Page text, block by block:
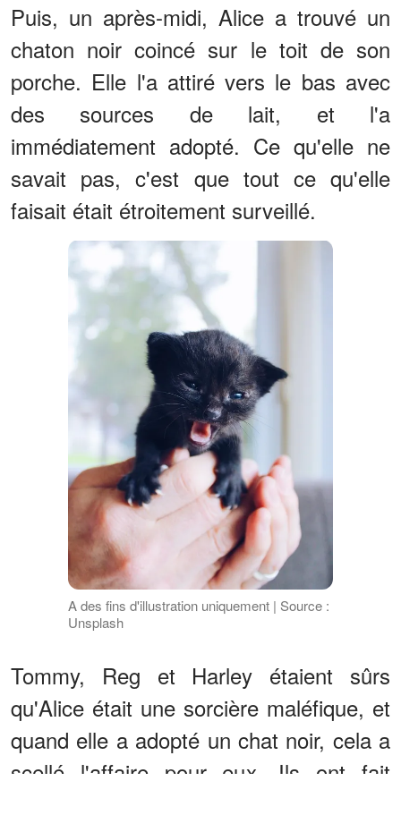
Puis, un après-midi, Alice a trouvé un
chaton noir coincé sur le toit de son
porche. Elle l'a attiré vers le bas avec
des sources de lait, et l'a
immédiatement adopté. Ce qu'elle ne
savait pas, c'est que tout ce qu'elle
faisait était étroitement surveillé.
A des fins d'illustration uniquement | Source :
Unsplash
Tommy, Reg et Harley étaient sûrs
qu'Alice était une sorcière maléfique, et
quand elle a adopté un chat noir, cela a
scellé l'affaire pour eux. Ils ont fait